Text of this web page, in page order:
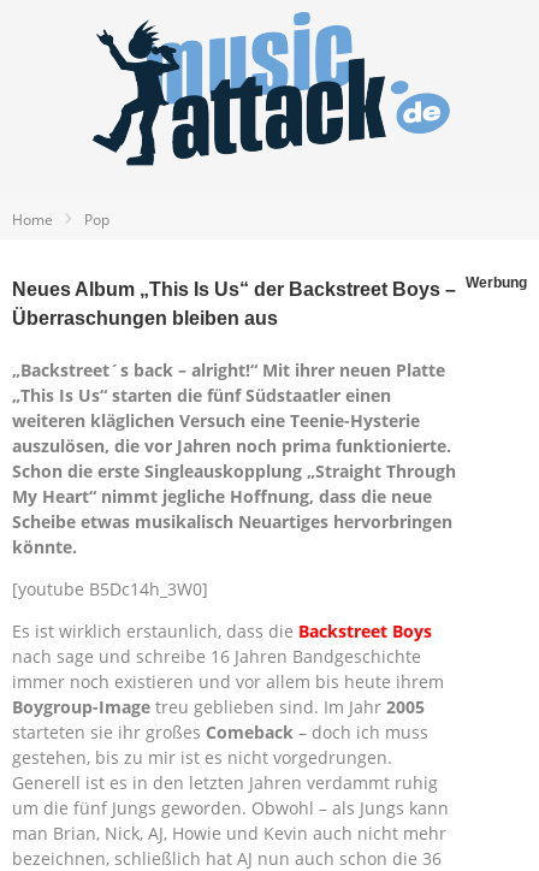
Home Pop
Neues Album „This Is Us“ der Backstreet Boys –
Überraschungen bleiben aus
Werbung
„Backstreet´s back – alright!“ Mit ihrer neuen Platte
„This Is Us“ starten die fünf Südstaatler einen
weiteren kläglichen Versuch eine Teenie-Hysterie
auszulösen, die vor Jahren noch prima funktionierte.
Schon die erste Singleauskopplung „Straight Through
My Heart“ nimmt jegliche Hoffnung, dass die neue
Scheibe etwas musikalisch Neuartiges hervorbringen
könnte.
[youtube B5Dc14h_3W0]
Es ist wirklich erstaunlich, dass die Backstreet Boys
nach sage und schreibe 16 Jahren Bandgeschichte
immer noch existieren und vor allem bis heute ihrem
Boygroup-Image treu geblieben sind. Im Jahr 2005
starteten sie ihr großes Comeback – doch ich muss
gestehen, bis zu mir ist es nicht vorgedrungen.
Generell ist es in den letzten Jahren verdammt ruhig
um die fünf Jungs geworden. Obwohl – als Jungs kann
man Brian, Nick, AJ, Howie und Kevin auch nicht mehr
bezeichnen, schließlich hat AJ nun auch schon die 36